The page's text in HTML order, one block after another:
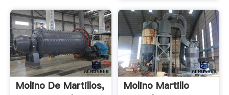
Molino De Martillos,
Molino Martillo